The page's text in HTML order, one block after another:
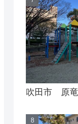
吹田市 原竜